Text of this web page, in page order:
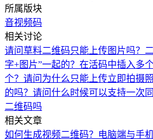
所属版块
音视频码
相关讨论
请问草料二维码只能上传图片吗？
字+图片”一起的？ 在活码中插入多
个？ 请问为什么只能上传立即拍摄
的吗？ 请问什么时候可以支持一次
二维码吗
相关文章
如何生成视频二维码？电脑端与手